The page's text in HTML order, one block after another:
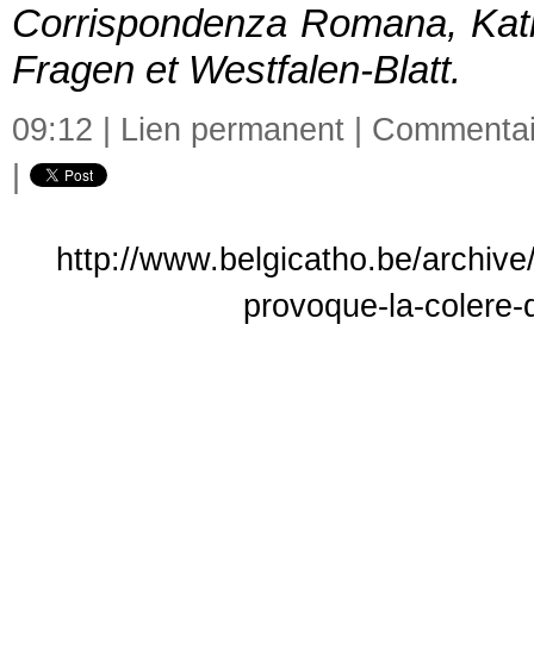
Corrispondenza Romana,
Fragen et Westfalen-Blatt.
09:12 | Lien permanent
http://www.belgicatho.be/
provoque-la-